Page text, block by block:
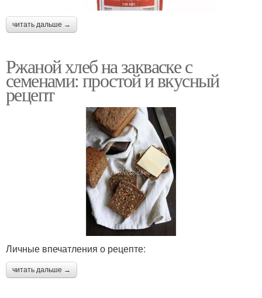
читать дальше →
Ржаной хлеб на закваске с
семенами: простой и вкусный
рецепт
Личные впечатления о рецепте:
читать дальше →